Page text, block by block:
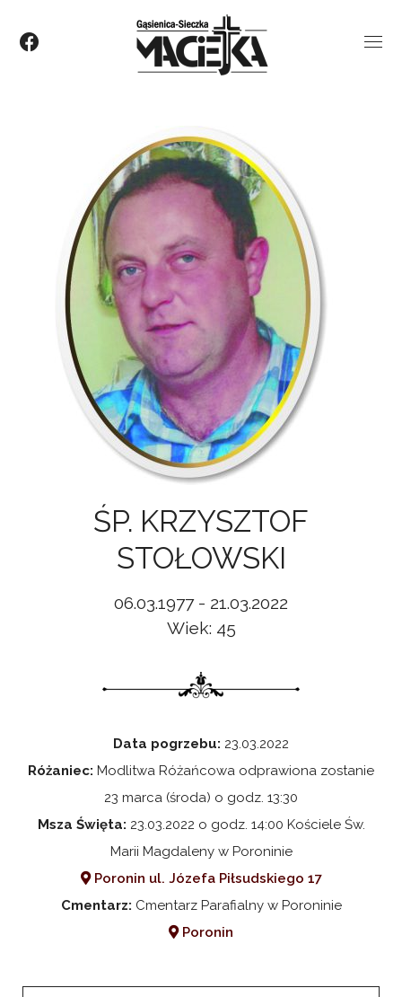
ŚP. KRZYSZTOF
STOŁOWSKI
06.03.1977 - 21.03.2022
Wiek: 45
Data pogrzebu: 23.03.2022
Różaniec: Modlitwa Różańcowa odprawiona zostanie
23 marca (środa) o godz. 13:30
Msza Święta: 23.03.2022 o godz. 14:00 Kościele Św.
Marii Magdaleny w Poroninie
Poronin ul. Józefa Piłsudskiego 17
Cmentarz: Cmentarz Parafialny w Poroninie
Poronin